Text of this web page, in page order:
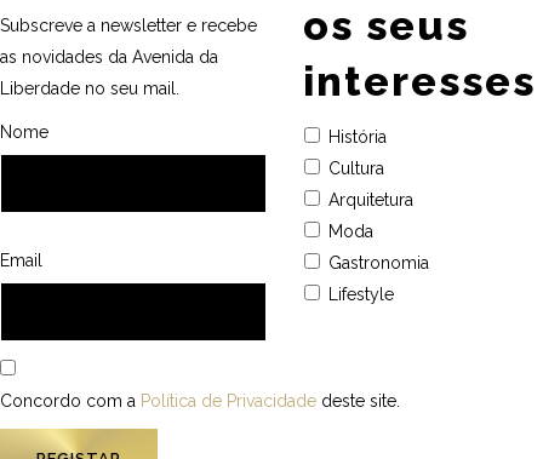
Subscreve a newsletter e recebe
as novidades da Avenida da
Liberdade no seu mail.
Nome
Email
os seus
interesses
História
Cultura
Arquitetura
Moda
Gastronomia
Lifestyle
Concordo com a Política de Privacidade deste site.